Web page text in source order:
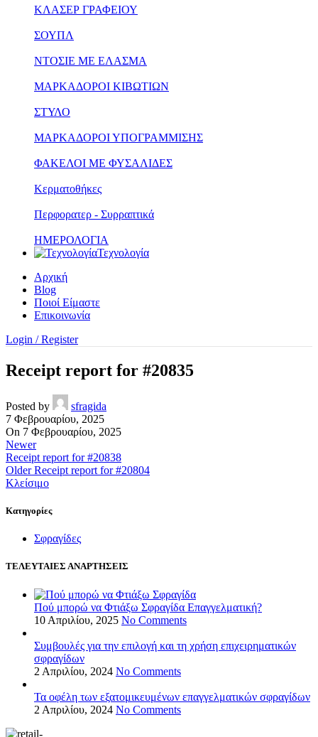
ΚΛΑΣΕΡ ΓΡΑΦΕΙΟΥ
ΣΟΥΠΛ
ΝΤΟΣΙΕ ΜΕ ΕΛΑΣΜΑ
ΜΑΡΚΑΔΟΡΟΙ ΚΙΒΩΤΙΩΝ
ΣΤΥΛΟ
ΜΑΡΚΑΔΟΡΟΙ ΥΠΟΓΡΑΜΜΙΣΗΣ
ΦΑΚΕΛΟΙ ΜΕ ΦΥΣΑΛΙΔΕΣ
Κερματοθήκες
Περφορατερ - Συρραπτικά
ΗΜΕΡΟΛΟΓΙΑ
Τεχνολογία
Αρχική
Blog
Ποιοί Είμαστε
Επικοινωνία
Login / Register
Receipt report for #20835
Posted by
sfragida
7 Φεβρουαρίου, 2025
On 7 Φεβρουαρίου, 2025
Newer
Receipt report for #20838
Older Receipt report for #20804
Κλείσιμο
Kατηγορίες
Σφραγίδες
ΤΕΛΕΥΤΑΙΕΣ ΑΝΑΡΤΗΣΕΙΣ
Πού μπορώ να Φτιάξω Σφραγίδα Επαγγελματική?
10 Απριλίου, 2025 No Comments
Συμβουλές για την επιλογή και τη χρήση επιχειρηματικών
σφραγίδων
2 Απριλίου, 2024 No Comments
Τα οφέλη των εξατομικευμένων επαγγελματικών σφραγίδων
2 Απριλίου, 2024 No Comments